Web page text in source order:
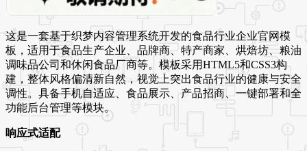
这是一套基于织梦内容管理系统开发的食品行业企业官网模
板，适用于食品生产企业、品牌商、特产商家、烘焙坊、粮油
调味品公司和休闲食品厂商等。模板采用HTML5和CSS3构
建，整体风格偏清新自然，视觉上突出食品行业的健康与安全
调性。具备手机自适应、食品展示、产品招商、一键部署和全
功能后台管理等模块。
响应式适配